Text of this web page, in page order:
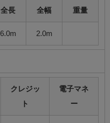
全長 全幅 重量
6.0m 2.0m
クレジッ
ト
電子マネ
ー